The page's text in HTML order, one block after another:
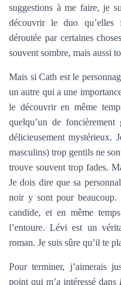
suggestions à me faire, je
découvrir le duo qu’elles
déroutée par certaines
souvent sombre, mais aussi
Mais si Cath est le
un autre qui a une
le découvrir en même
quelqu’un de
délicieusement mystérieux.
masculins) trop gentils ne
trouve souvent trop fades.
Je dois dire que sa
noir y sont pour
candide, et en même
l’entoure. Lévi est un
roman. Je suis sûre qu’il te
Pour terminer, j’aimerais
point qui m’a intéressé dans